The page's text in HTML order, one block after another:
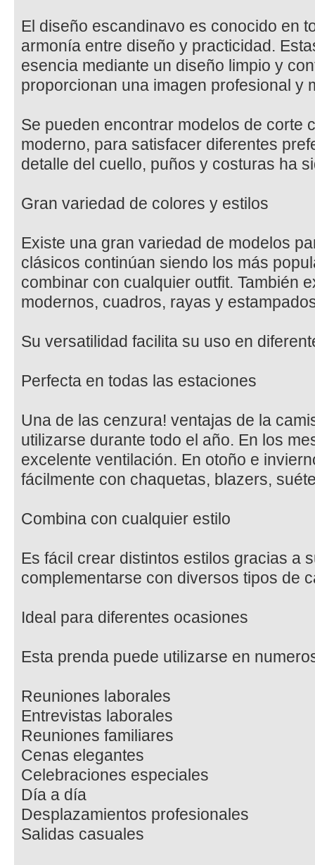
El diseño escandinavo es conocido en
armonía entre diseño y practicidad.
esencia mediante un diseño limpio y
proporcionan una imagen profesional y
Se pueden encontrar modelos de corte
moderno, para satisfacer diferentes
detalle del cuello, puños y costuras ha
Gran variedad de colores y estilos
Existe una gran variedad de modelos
clásicos continúan siendo los más
combinar con cualquier outfit. También
modernos, cuadros, rayas y
Su versatilidad facilita su uso en
Perfecta en todas las estaciones
Una de las cenzura! ventajas de la
utilizarse durante todo el año. En los
excelente ventilación. En otoño e
fácilmente con chaquetas, blazers,
Combina con cualquier estilo
Es fácil crear distintos estilos gracias a
complementarse con diversos tipos de
Ideal para diferentes ocasiones
Esta prenda puede utilizarse en
Reuniones laborales
Entrevistas laborales
Reuniones familiares
Cenas elegantes
Celebraciones especiales
Día a día
Desplazamientos profesionales
Salidas casuales